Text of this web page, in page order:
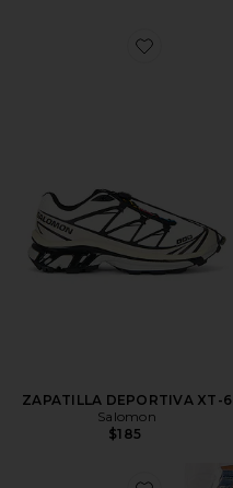
Favorite
ZAPATILLA DEPORTIVA XT-6
Salomon
$185